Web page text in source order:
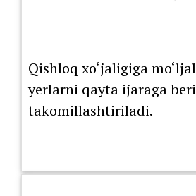
Qishloq xo‘jaligiga
yerlarni qayta ijaraga
takomillashtiriladi.